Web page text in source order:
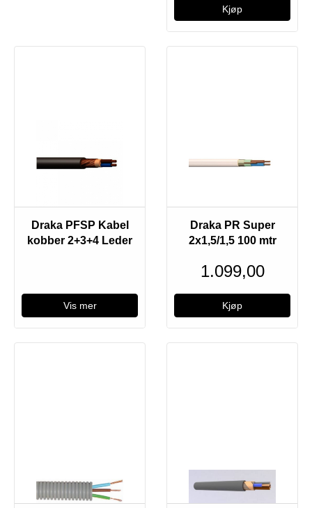
Draka PFSP Kabel
kobber 2+3+4 Leder
Vis mer
Draka PR Super
2x1,5/1,5 100 mtr
1.099,00